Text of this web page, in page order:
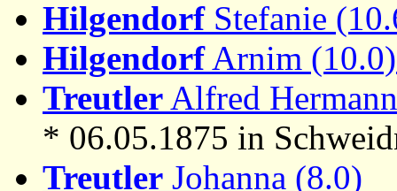
HilgendorfStefanie
HilgendorfArnim
Treutler Alfred
* 06.05.1875 in
Treutler Johanna (8.0)